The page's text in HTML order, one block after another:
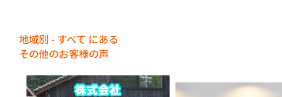
地域別 - すべて にある
その他のお客様の声